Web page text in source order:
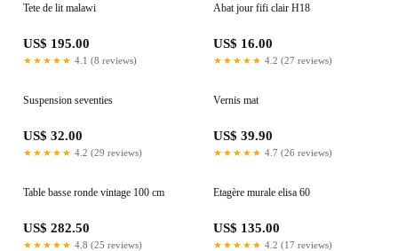
Tete de lit malawi
US$ 195.00
★★★★★ 4.1 (8 reviews)
Abat jour fifi clair H18
US$ 16.00
★★★★★ 4.2 (27 reviews)
Suspension seventies
US$ 32.00
★★★★★ 4.2 (29 reviews)
Vernis mat
US$ 39.90
★★★★★ 4.7 (26 reviews)
Table basse ronde vintage 100 cm
US$ 282.50
★★★★★ 4.8 (25 reviews)
Etagère murale elisa 60
US$ 135.00
★★★★★ 4.2 (17 reviews)